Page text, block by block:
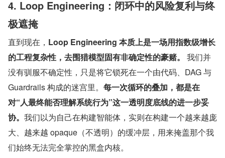
4. Loop Engineering：闭环中的风险复利与终
极遮掩
直到现在， Loop Engineering 本质上是一场用指数级增长
的工程复杂性，去围猎模型固有非确定性的豪赌。
​ 我们并
没有驯服不确定性，只是将它锁死在一个由代码、DAG 与
Guardrails 构成的迷宫里。 每一次循环的叠加，都是在
对“人最终能否理解系统行为”这一透明度底线的进一步妥
协。 我们以为自己在构建智能体，实则在构建一个越来越庞
大、越来越 opaque（不透明）的缓冲层，用来掩盖那个我
们始终无法完全掌控的黑盒内核。